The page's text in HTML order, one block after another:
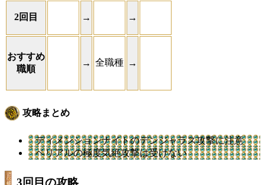
2回目 → →
おすすめ
職順
→ 全職種 →
攻略まとめ
ディメンションナイトのデンジャラス攻撃に注意
ベリアルの極度気絶攻撃は受けない
3回目の攻略